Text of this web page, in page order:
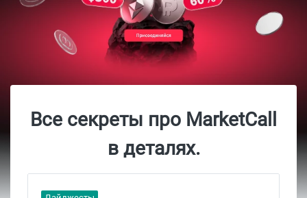
Все секреты про MarketCall
в деталях.